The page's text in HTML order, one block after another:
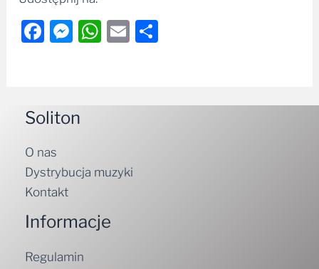
Facebook
Messenger
WhatsApp
Email
Soliton
O nas
Dystrybucja muzyki
Kontakt
Informacje
Regulamin